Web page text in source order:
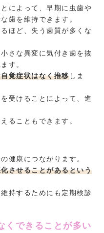
によって、早期に虫歯や
歯を維持できます。
ほど、失う歯質が多くな
さな異変に気付き歯を抜
す。
覚症状はなく推移しま
受けることによって、進
ることもできます。
健康につながります。
させることがあるという
持するためにも定期検診
くできることが多い